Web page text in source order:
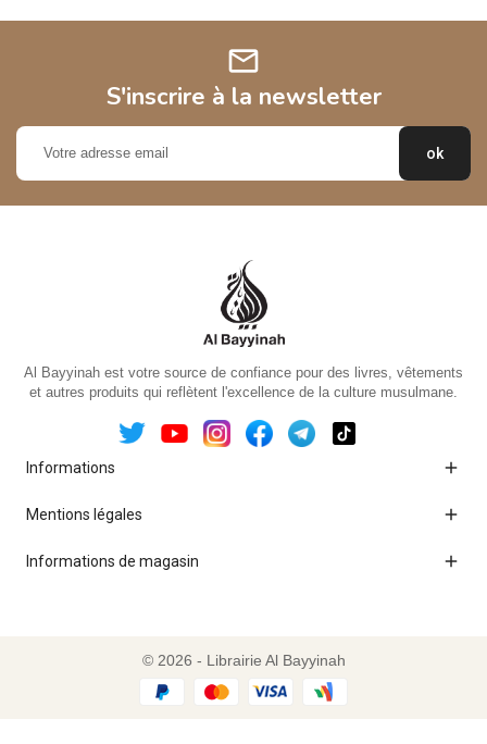
mail
S'inscrire à la newsletter
Al Bayyinah est votre source de confiance pour des livres, vêtements
et autres produits qui reflètent l'excellence de la culture musulmane.
Informations 
Mentions légales 
Informations de magasin 
© 2026 - Librairie Al Bayyinah